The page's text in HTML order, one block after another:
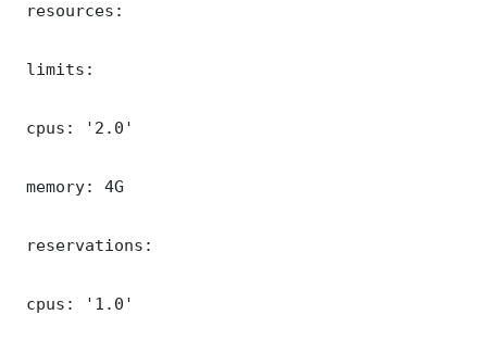
resources:
limits:
cpus: '2.0'
memory: 4G
reservations:
cpus: '1.0'